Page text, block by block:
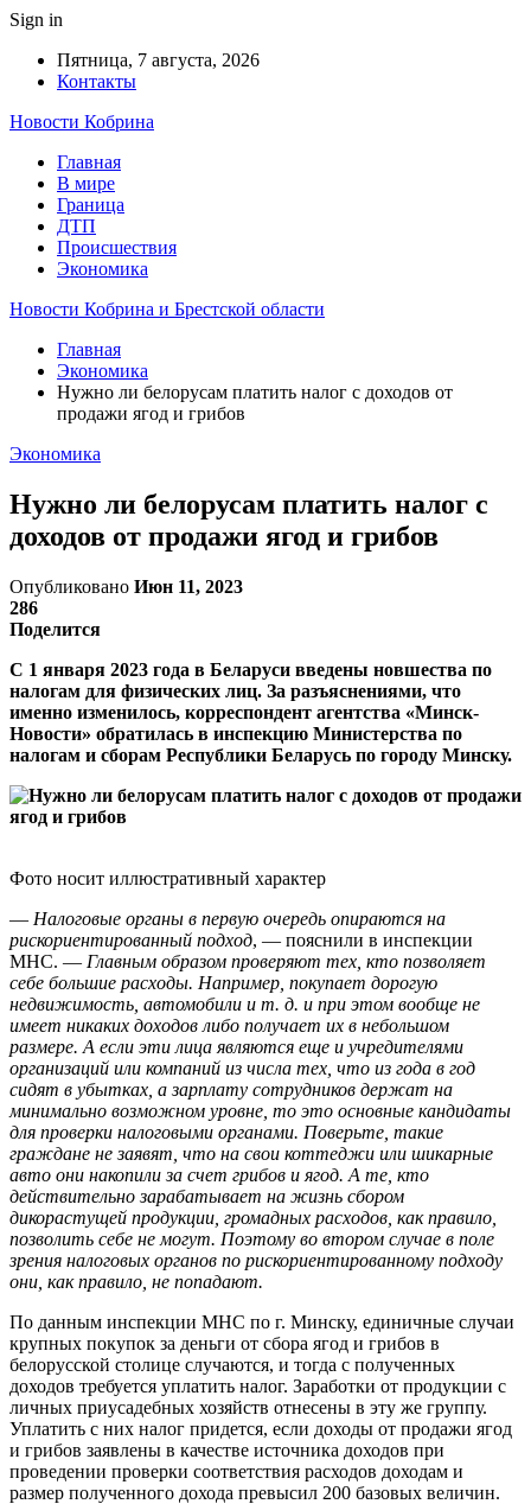
Sign in
Пятница, 7 августа, 2026
Контакты
Новости Кобрина
Главная
В мире
Граница
ДТП
Происшествия
Экономика
Новости Кобрина и Брестской области
Главная
Экономика
Нужно ли белорусам платить налог с доходов от
продажи ягод и грибов
Экономика
Нужно ли белорусам платить налог с
доходов от продажи ягод и грибов
Опубликовано Июн 11, 2023
286
Поделится
C 1 января 2023 года в Беларуси введены новшества по
налогам для физических лиц. За разъяснениями, что
именно изменилось, корреспондент агентства «Минск-
Новости» обратилась в инспекцию Министерства по
налогам и сборам Республики Беларусь по городу Минску.
Фото носит иллюстративный характер
— Налоговые органы в первую очередь опираются на
рискориентированный подход, — пояснили в инспекции
МНС. — Главным образом проверяют тех, кто позволяет
себе большие расходы. Например, покупает дорогую
недвижимость, автомобили и т. д. и при этом вообще не
имеет никаких доходов либо получает их в небольшом
размере. А если эти лица являются еще и учредителями
организаций или компаний из числа тех, что из года в год
сидят в убытках, а зарплату сотрудников держат на
минимально возможном уровне, то это основные кандидаты
для проверки налоговыми органами. Поверьте, такие
граждане не заявят, что на свои коттеджи или шикарные
авто они накопили за счет грибов и ягод. А те, кто
действительно зарабатывает на жизнь сбором
дикорастущей продукции, громадных расходов, как правило,
позволить себе не могут. Поэтому во втором случае в поле
зрения налоговых органов по рискориентированному подходу
они, как правило, не попадают.
По данным инспекции МНС по г. Минску, единичные случаи
крупных покупок за деньги от сбора ягод и грибов в
белорусской столице случаются, и тогда с полученных
доходов требуется уплатить налог. Заработки от продукции с
личных приусадебных хозяйств отнесены в эту же группу.
Уплатить с них налог придется, если доходы от продажи ягод
и грибов заявлены в качестве источника доходов при
проведении проверки соответствия расходов доходам и
размер полученного дохода превысил 200 базовых величин.